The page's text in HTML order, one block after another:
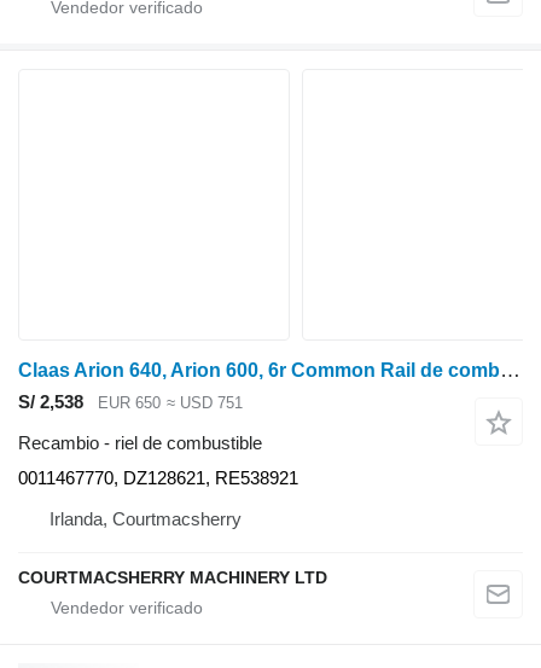
Claas Arion 640, Arion 600, 6r Common Rail de combustible 0011467770 riel de combustible para 6068HL Engine tractor de ruedas
S/ 2,538 EUR 650 ≈ USD 751
Recambio - riel de combustible
0011467770, DZ128621, RE538921
Irlanda, Courtmacsherry
COURTMACSHERRY MACHINERY LTD